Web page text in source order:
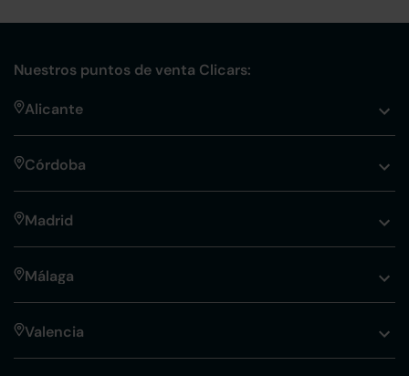
Nuestros puntos de venta Clicars:
Alicante
Córdoba
Madrid
Málaga
Valencia